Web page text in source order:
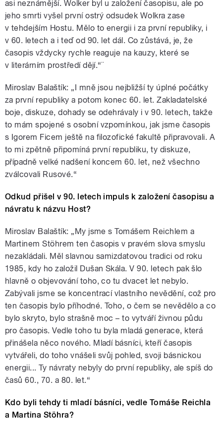
asi neznámější. Wolker byl u založení časopisu, ale po
jeho smrti vyšel první ostrý odsudek Wolkra zase
v tehdejším Hostu. Mělo to energii i za první republiky, i
v 60. letech a i teď od 90. let dál. Co zůstává, je, že
časopis vždycky rychle reaguje na kauzy, které se
v literárním prostředí dějí.“¨
Miroslav Balaštík: „I mně jsou nejbližší ty úplné počátky
za první republiky a potom konec 60. let. Zakladatelské
boje, diskuze, dohady se odehrávaly i v 90. letech, takže
to mám spojené s osobní vzpomínkou, jak jsme časopis
s Igorem Ficem ještě na filozofické fakultě připravovali. A
to mi zpětně připomíná první republiku, ty diskuze,
případně velké nadšení koncem 60. let, než všechno
zválcovali Rusové.“
Odkud přišel v 90. letech impuls k založení časopisu a
návratu k názvu Host?
Miroslav Balaštík: „My jsme s Tomášem Reichlem a
Martinem Stöhrem ten časopis v pravém slova smyslu
nezakládali. Měl slavnou samizdatovou tradici od roku
1985, kdy ho založil Dušan Skála. V 90. letech pak šlo
hlavně o objevování toho, co tu dvacet let nebylo.
Zabývali jsme se koncentrací vlastního nevědění, což pro
ten časopis bylo příhodné. Toho, o čem se nevědělo a co
bylo skryto, bylo strašně moc – to vytváří živnou půdu
pro časopis. Vedle toho tu byla mladá generace, která
přinášela něco nového. Mladí básníci, kteří časopis
vytvářeli, do toho vnášeli svůj pohled, svoji básnickou
energii... Ty návraty nebyly do první republiky, ale spíš do
časů 60., 70. a 80. let.“
Kdo byli tehdy ti mladí básníci, vedle Tomáše Reichla
a Martina Stöhra?